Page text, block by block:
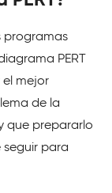
programas
PERT
el mejor
de la
que prepararlo
seguir para